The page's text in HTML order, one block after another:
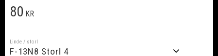
80 KR
Linde / storl